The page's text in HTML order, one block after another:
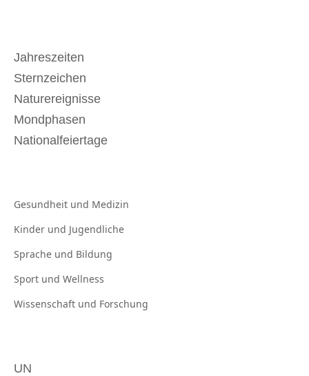
Jahreszeiten
Sternzeichen
Naturereignisse
Mondphasen
Nationalfeiertage
Gesundheit und Medizin
Kinder und Jugendliche
Sprache und Bildung
Sport und Wellness
Wissenschaft und Forschung
UN